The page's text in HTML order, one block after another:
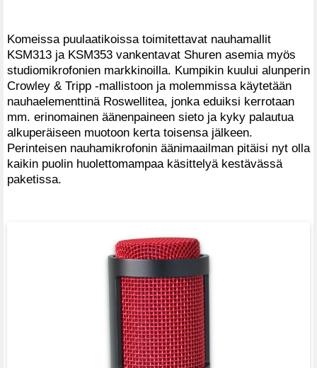
Komeissa puulaatikoissa toimitettavat nauhamallit
KSM313 ja KSM353 vankentavat Shuren asemia myös
studiomikrofonien markkinoilla. Kumpikin kuului alunperin
Crowley & Tripp -mallistoon ja molemmissa käytetään
nauhaelementtinä Roswellitea, jonka eduiksi kerrotaan
mm. erinomainen äänenpaineen sieto ja kyky palautua
alkuperäiseen muotoon kerta toisensa jälkeen.
Perinteisen nauhamikrofonin äänimaailman pitäisi nyt olla
kaikin puolin huolettomampaa käsittelyä kestävässä
paketissa.